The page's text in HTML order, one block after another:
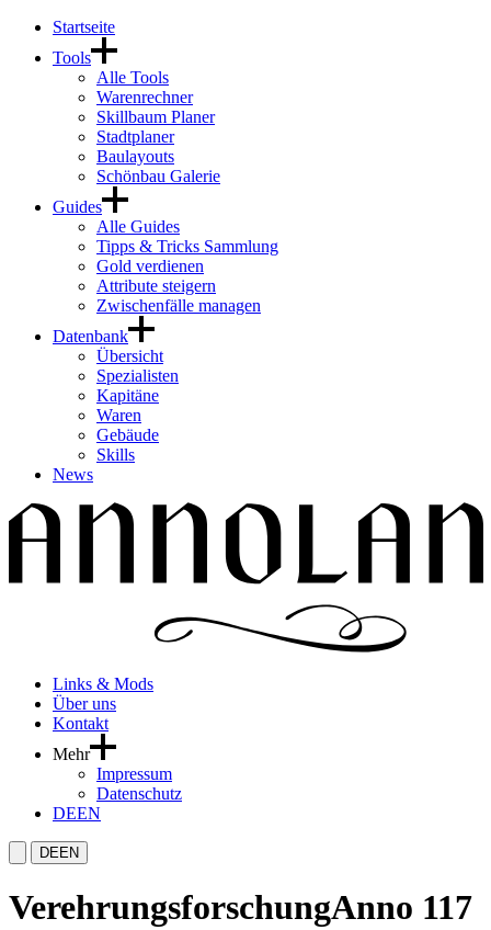
Startseite
Tools
Alle Tools
Warenrechner
Skillbaum Planer
Stadtplaner
Baulayouts
Schönbau Galerie
Guides
Alle Guides
Tipps & Tricks Sammlung
Gold verdienen
Attribute steigern
Zwischenfälle managen
Datenbank
Übersicht
Spezialisten
Kapitäne
Waren
Gebäude
Skills
News
Links & Mods
Über uns
Kontakt
Mehr
Impressum
Datenschutz
DEEN
DEEN
VerehrungsforschungAnno 117